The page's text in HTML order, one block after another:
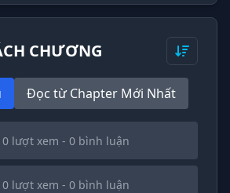
CHƯƠNG
Đọc từ Chapter Mới Nhất
0 lượt xem - 0 bình luận
0 lượt xem - 0 bình luận